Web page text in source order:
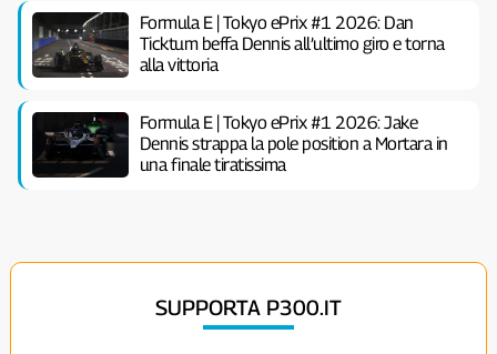
Formula E | Tokyo ePrix #1 2026: Dan
Ticktum beffa Dennis all’ultimo giro e torna
alla vittoria
Formula E | Tokyo ePrix #1 2026: Jake
Dennis strappa la pole position a Mortara in
una finale tiratissima
SUPPORTA P300.IT